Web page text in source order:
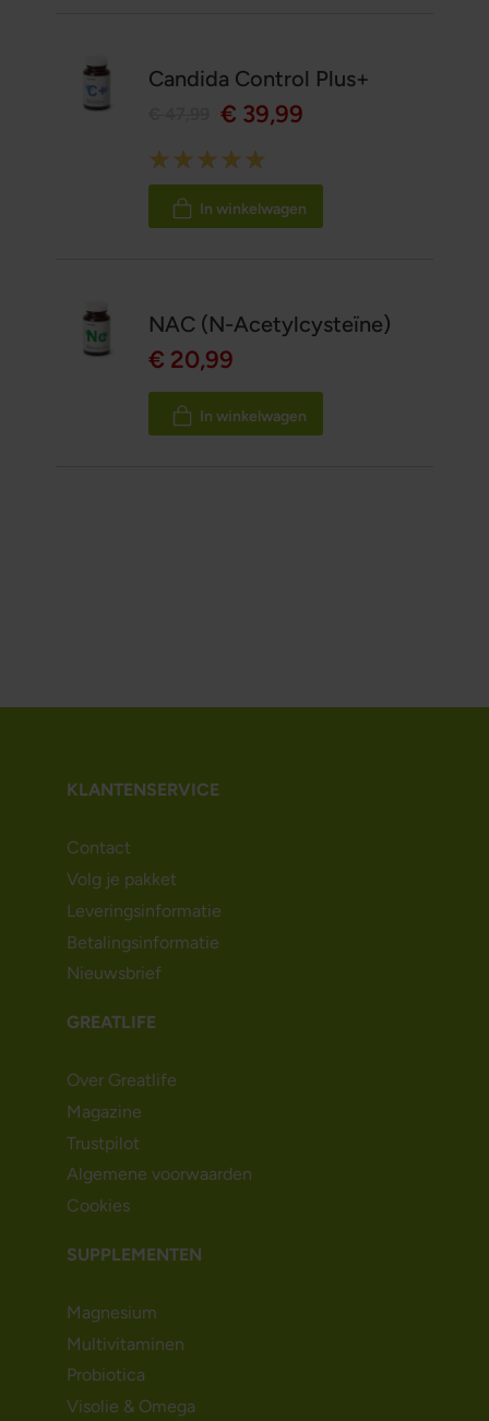
Candida Control Plus+
€ 39,99
Rating:
100%
In winkelwagen
NAC (N-Acetylcysteïne)
€ 20,99
In winkelwagen
KLANTENSERVICE
Contact
Volg je pakket
Leveringsinformatie
Betalingsinformatie
Nieuwsbrief
GREATLIFE
Over Greatlife
Magazine
Trustpilot
Algemene voorwaarden
Cookies
SUPPLEMENTEN
Magnesium
Multivitaminen
Probiotica
Visolie & Omega